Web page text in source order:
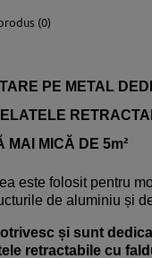
(0)
PE METAL
MAI MICĂ DE 5m²
este folosit pentru
de aluminiu și
și sunt
retractabile cu